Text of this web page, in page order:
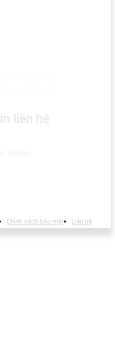
Chính sách bảo mật Liên hệ